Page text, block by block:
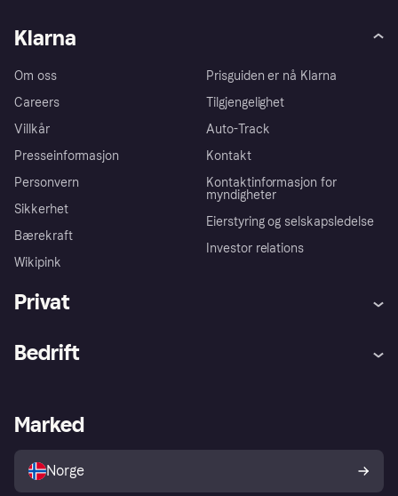
Klarna
Om oss
Careers
Villkår
Presseinformasjon
Personvern
Sikkerhet
Bærekraft
Wikipink
Prisguiden er nå Klarna
Tilgjengelighet
Auto-Track
Kontakt
Kontaktinformasjon for
myndigheter
Eierstyring og selskapsledelse
Investor relations
Privat
Utforsk butikker
Bedrift
Merchant portal
Marked
Norge